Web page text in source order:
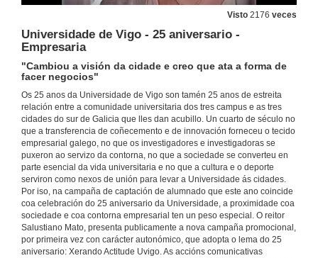
Visto 2176 veces
Universidade de Vigo - 25 aniversario -
Empresaria
"Cambiou a visión da cidade e creo que ata a forma de
facer negocios"
Os 25 anos da Universidade de Vigo son tamén 25 anos de estreita
relación entre a comunidade universitaria dos tres campus e as tres
cidades do sur de Galicia que lles dan acubillo. Un cuarto de século no
que a transferencia de coñecemento e de innovación forneceu o tecido
empresarial galego, no que os investigadores e investigadoras se
puxeron ao servizo da contorna, no que a sociedade se converteu en
parte esencial da vida universitaria e no que a cultura e o deporte
serviron como nexos de unión para levar a Universidade ás cidades.
Por iso, na campaña de captación de alumnado que este ano coincide
coa celebración do 25 aniversario da Universidade, a proximidade coa
sociedade e coa contorna empresarial ten un peso especial. O reitor
Salustiano Mato, presenta publicamente a nova campaña promocional,
por primeira vez con carácter autonómico, que adopta o lema do 25
aniversario: Xerando Actitude Uvigo. As accións comunicativas